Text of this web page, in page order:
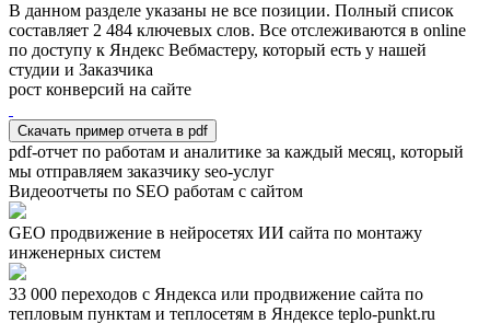
В данном разделе указаны не все позиции. Полный список
составляет 2 484 ключевых слов. Все отслеживаются в online
по доступу к Яндекс Вебмастеру, который есть у нашей
студии и Заказчика
рост конверсий на сайте
Скачать пример отчета в pdf
pdf-отчет по работам и аналитике за каждый месяц, который
мы отправляем заказчику seo-услуг
Видеоотчеты по SEO работам с сайтом
GEO продвижение в нейросетях ИИ сайта по монтажу
инженерных систем
33 000 переходов с Яндекса или продвижение сайта по
тепловым пунктам и теплосетям в Яндексе teplo-punkt.ru